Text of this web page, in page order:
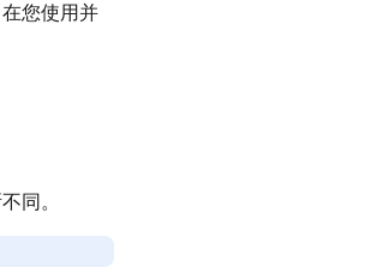
您使用并
同。